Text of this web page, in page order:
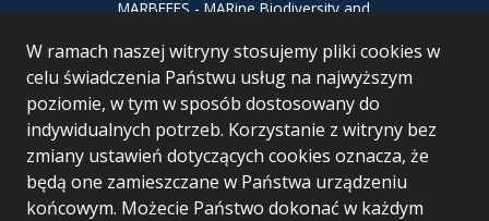
W ramach naszej witryny stosujemy pliki cookies w
celu świadczenia Państwu usług na najwyższym
poziomie, w tym w sposób dostosowany do
indywidualnych potrzeb. Korzystanie z witryny bez
zmiany ustawień dotyczących cookies oznacza, że
będą one zamieszczane w Państwa urządzeniu
końcowym. Możecie Państwo dokonać w każdym
MARBEFES - MARine Biodiversity and
Ecosystem Services MARBEFES project
has received funding from the European
Union’s Horizon Europe research and
innovation programme under Grant
Agreement no 101060937